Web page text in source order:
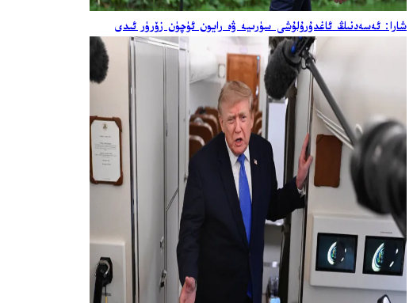
شارا: ئەسەدنىڭ ئاغدۇرۇلۇشى سۈرىيە ۋە رايون ئۈچۈن زۆرۈر ئىدى